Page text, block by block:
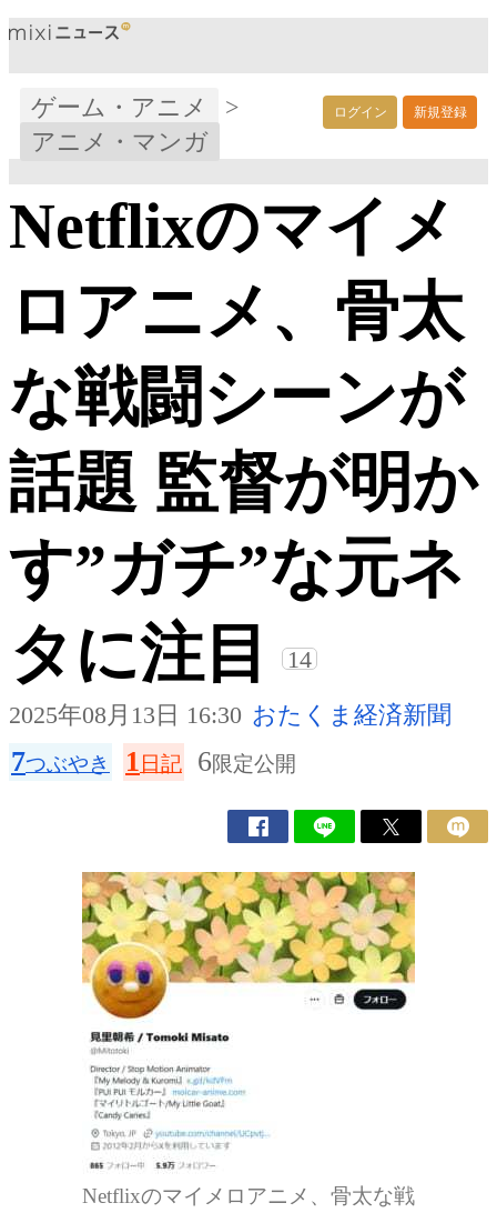
ログイン 新規登録
ゲーム・アニメ
>
アニメ・マンガ
Netflixのマイメ
ロアニメ、骨太
な戦闘シーンが
話題 監督が明か
す”ガチ”な元ネ
タに注目
14
2025年08月13日 16:30 おたくま経済新聞
7つぶやき 1 日記 6限定公開
Netflixのマイメロアニメ、骨太な戦